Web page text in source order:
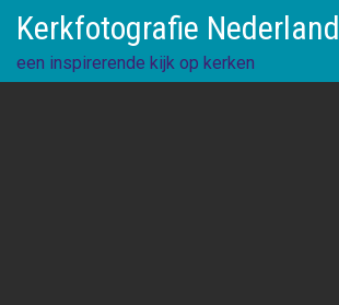
content
Kerkfotografie Nederland
een inspirerende kijk op kerken